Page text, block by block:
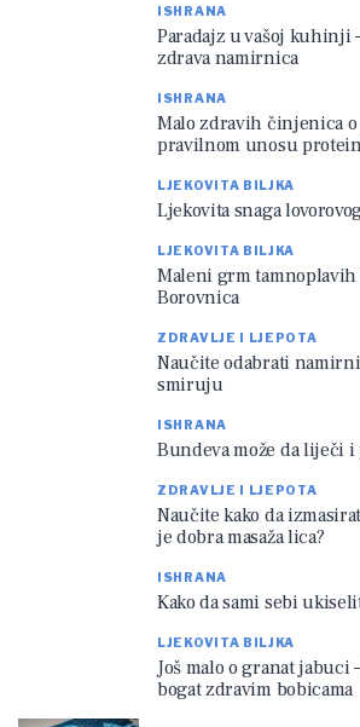
ISHRANA
Paradajz u vašoj kuhinji
zdrava namirnica
ISHRANA
Malo zdravih činjenica
pravilnom unosu
LJEKOVITA BILJKA
Ljekovita snaga
LJEKOVITA BILJKA
Maleni grm tamnoplavih
Borovnica
ZDRAVLJE I LJEPOTA
Naučite odabrati
smiruju
ISHRANA
Bundeva može da liječi i
ZDRAVLJE I LJEPOTA
Naučite kako da
je dobra masaža lica?
ISHRANA
Kako da sami sebi
LJEKOVITA BILJKA
Još malo o granat jabuci
bogat zdravim bobicama